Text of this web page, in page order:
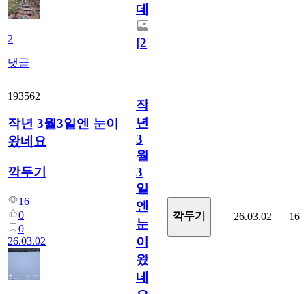
2
댓글
데...
[2]
193562
작년 3월3일엔 눈이
왔네요
깍두기
16
0
0
26.03.02
작
년
3
월
3
일
엔
눈
이
왔
네
깍두기 26.03.02 16